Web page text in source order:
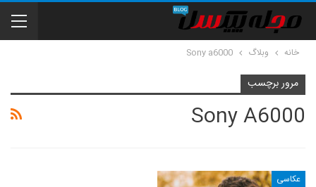
خانه وبلاگ Sony a6000
مرور برچسب
Sony A6000
عکاسی